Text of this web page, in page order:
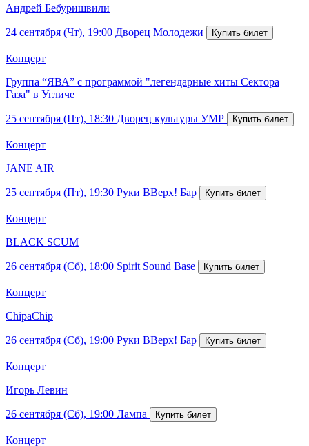
Андрей Бебуришвили
24 сентября (Чт), 19:00 Дворец Молодежи
Концерт
Группа “ЯВА” с программой "легендарные хиты Сектора
Газа" в Угличе
25 сентября (Пт), 18:30 Дворец культуры УМР
Концерт
JANE AIR
25 сентября (Пт), 19:30 Руки ВВерх! Бар
Концерт
BLACK SCUM
26 сентября (Сб), 18:00 Spirit Sound Base
Концерт
ChipaChip
26 сентября (Сб), 19:00 Руки ВВерх! Бар
Концерт
Игорь Левин
26 сентября (Сб), 19:00 Лампа
Концерт